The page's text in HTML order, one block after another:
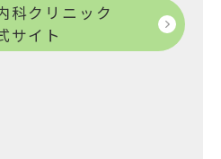
科クリニック
サイト